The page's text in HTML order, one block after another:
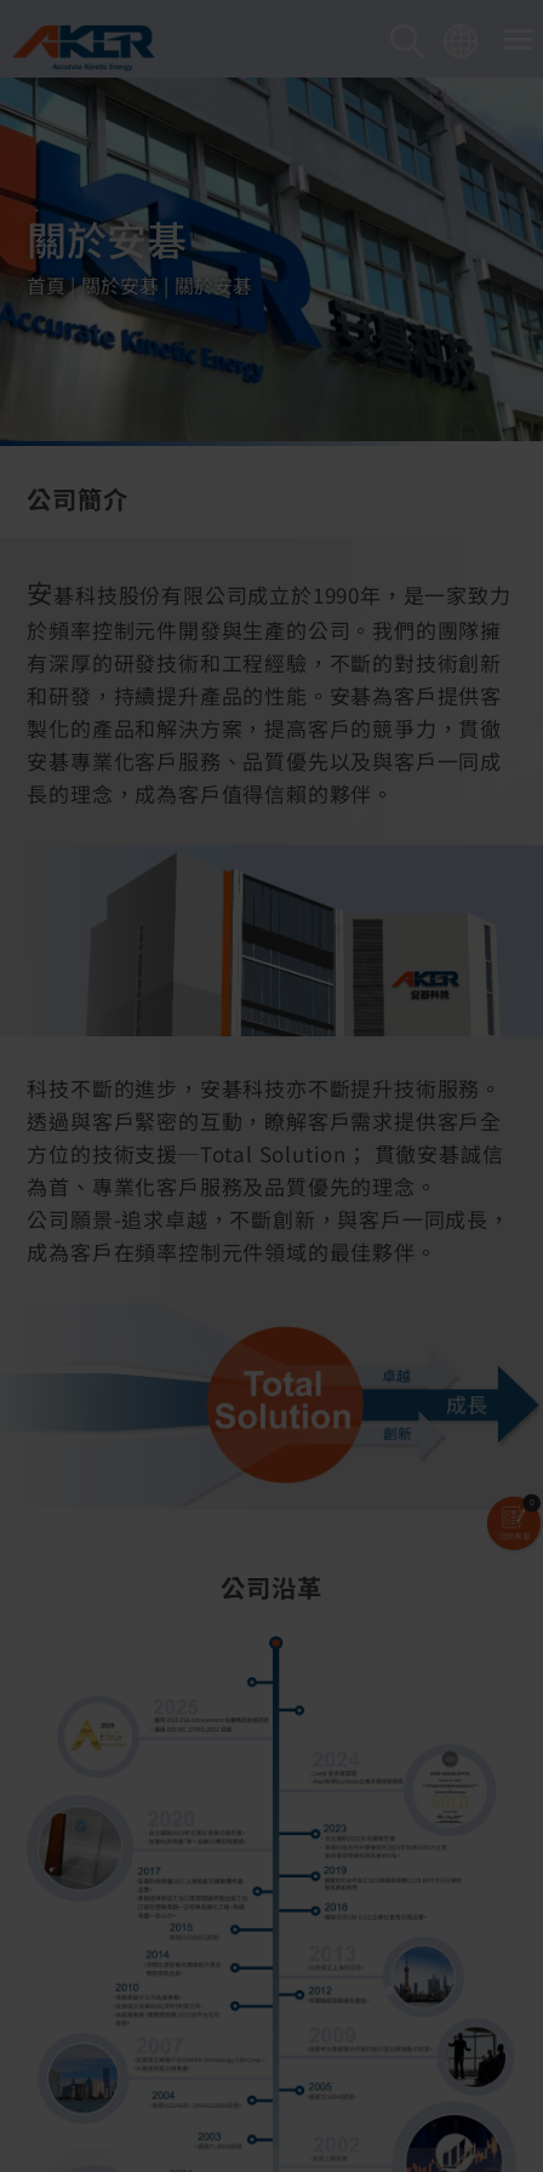
0
洽詢表單
關於安碁
首頁 關於安碁 關於安碁
公司簡介
安碁科技股份有限公司成立於1990年，是一家致力
於頻率控制元件開發與生產的公司。我們的團隊擁
有深厚的研發技術和工程經驗，不斷的對技術創新
和研發，持續提升產品的性能。安碁為客戶提供客
製化的產品和解決方案，提高客戶的競爭力，貫徹
安碁專業化客戶服務、品質優先以及與客戶一同成
長的理念，成為客戶值得信賴的夥伴。
科技不斷的進步，安碁科技亦不斷提升技術服務。
透過與客戶緊密的互動，瞭解客戶需求提供客戶全
方位的技術支援─Total Solution； 貫徹安碁誠信
為首、專業化客戶服務及品質優先的理念。
公司願景-追求卓越，不斷創新，與客戶一同成長，
成為客戶在頻率控制元件領域的最佳夥伴。
公司沿革
Cookie管理面板